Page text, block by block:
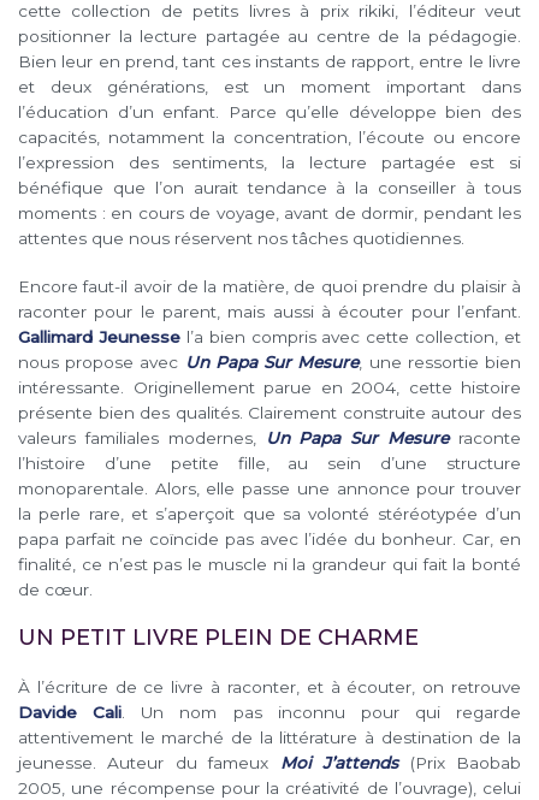
cette collection de petits livres à prix rikiki, l’éditeur veut
positionner la lecture partagée au centre de la pédagogie.
Bien leur en prend, tant ces instants de rapport, entre le livre
et deux générations, est un moment important dans
l’éducation d’un enfant. Parce qu’elle développe bien des
capacités, notamment la concentration, l’écoute ou encore
l’expression des sentiments, la lecture partagée est si
bénéfique que l’on aurait tendance à la conseiller à tous
moments : en cours de voyage, avant de dormir, pendant les
attentes que nous réservent nos tâches quotidiennes.
Encore faut-il avoir de la matière, de quoi prendre du plaisir à
raconter pour le parent, mais aussi à écouter pour l’enfant.
Gallimard Jeunessel’a bien compris avec cette collection, et
nous propose avec Un Papa Sur Mesure, une ressortie bien
intéressante. Originellement parue en 2004, cette histoire
présente bien des qualités. Clairement construite autour des
valeurs familiales modernes,
Un Papa Sur Mesure raconte
l’histoire d’une petite fille, au sein d’une structure
monoparentale. Alors, elle passe une annonce pour trouver
la perle rare, et s’aperçoit que sa volonté stéréotypée d’un
papa parfait ne coïncide pas avec l’idée du bonheur. Car, en
finalité, ce n’est pas le muscle ni la grandeur qui fait la bonté
de cœur.
UN PETIT LIVRE PLEIN DE CHARME
À l’écriture de ce livre à raconter, et à écouter, on retrouve
Davide Cali. Un nom pas inconnu pour qui regarde
attentivement le marché de la littérature à destination de la
jeunesse. Auteur du fameux Moi J’attends(Prix Baobab
2005, une récompense pour la créativité de l’ouvrage), celui